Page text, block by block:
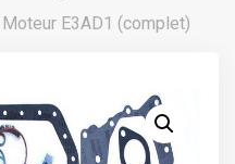
E3AD1 (complet)